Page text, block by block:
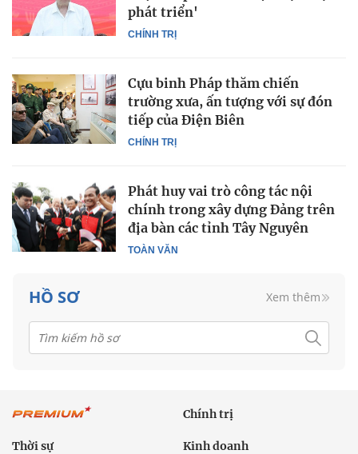
CHÍNH TRỊ
phát triển'
CHÍNH TRỊ
Cựu binh Pháp thăm chiến
trường xưa, ấn tượng với sự đón
tiếp của Điện Biên
TOÀN VĂN
Phát huy vai trò công tác nội
chính trong xây dựng Đảng trên
địa bàn các tỉnh Tây Nguyên
HỒ SƠ Xem thêm
Chính trị
Thời sự Kinh doanh